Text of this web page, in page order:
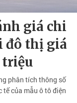
giá chi
đô thị giá
triệu
phân tích thông số
tế của mẫu ô tô điện